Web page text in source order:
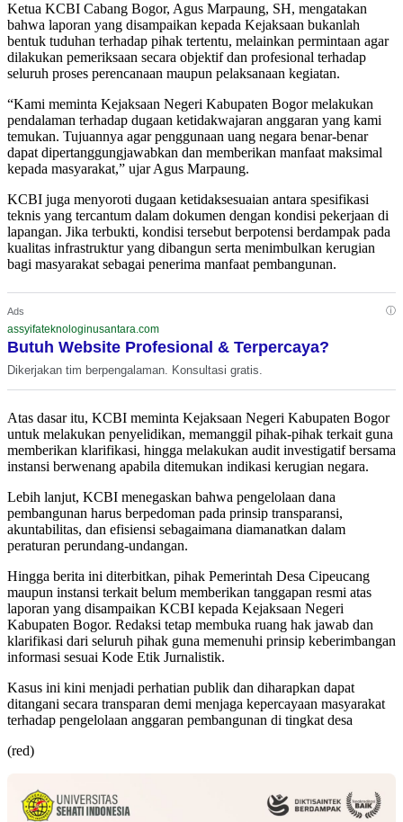
Ketua KCBI Cabang Bogor, Agus Marpaung, SH, mengatakan
bahwa laporan yang disampaikan kepada Kejaksaan bukanlah
bentuk tuduhan terhadap pihak tertentu, melainkan permintaan agar
dilakukan pemeriksaan secara objektif dan profesional terhadap
seluruh proses perencanaan maupun pelaksanaan kegiatan.
“Kami meminta Kejaksaan Negeri Kabupaten Bogor melakukan
pendalaman terhadap dugaan ketidakwajaran anggaran yang kami
temukan. Tujuannya agar penggunaan uang negara benar-benar
dapat dipertanggungjawabkan dan memberikan manfaat maksimal
kepada masyarakat,” ujar Agus Marpaung.
KCBI juga menyoroti dugaan ketidaksesuaian antara spesifikasi
teknis yang tercantum dalam dokumen dengan kondisi pekerjaan di
lapangan. Jika terbukti, kondisi tersebut berpotensi berdampak pada
kualitas infrastruktur yang dibangun serta menimbulkan kerugian
bagi masyarakat sebagai penerima manfaat pembangunan.
Ads ⓘ
assyifateknologinusantara.com
Butuh Website Profesional & Terpercaya?
Dikerjakan tim berpengalaman. Konsultasi gratis.
Atas dasar itu, KCBI meminta Kejaksaan Negeri Kabupaten Bogor
untuk melakukan penyelidikan, memanggil pihak-pihak terkait guna
memberikan klarifikasi, hingga melakukan audit investigatif bersama
instansi berwenang apabila ditemukan indikasi kerugian negara.
Lebih lanjut, KCBI menegaskan bahwa pengelolaan dana
pembangunan harus berpedoman pada prinsip transparansi,
akuntabilitas, dan efisiensi sebagaimana diamanatkan dalam
peraturan perundang-undangan.
Hingga berita ini diterbitkan, pihak Pemerintah Desa Cipeucang
maupun instansi terkait belum memberikan tanggapan resmi atas
laporan yang disampaikan KCBI kepada Kejaksaan Negeri
Kabupaten Bogor. Redaksi tetap membuka ruang hak jawab dan
klarifikasi dari seluruh pihak guna memenuhi prinsip keberimbangan
informasi sesuai Kode Etik Jurnalistik.
Kasus ini kini menjadi perhatian publik dan diharapkan dapat
ditangani secara transparan demi menjaga kepercayaan masyarakat
terhadap pengelolaan anggaran pembangunan di tingkat desa
(red)